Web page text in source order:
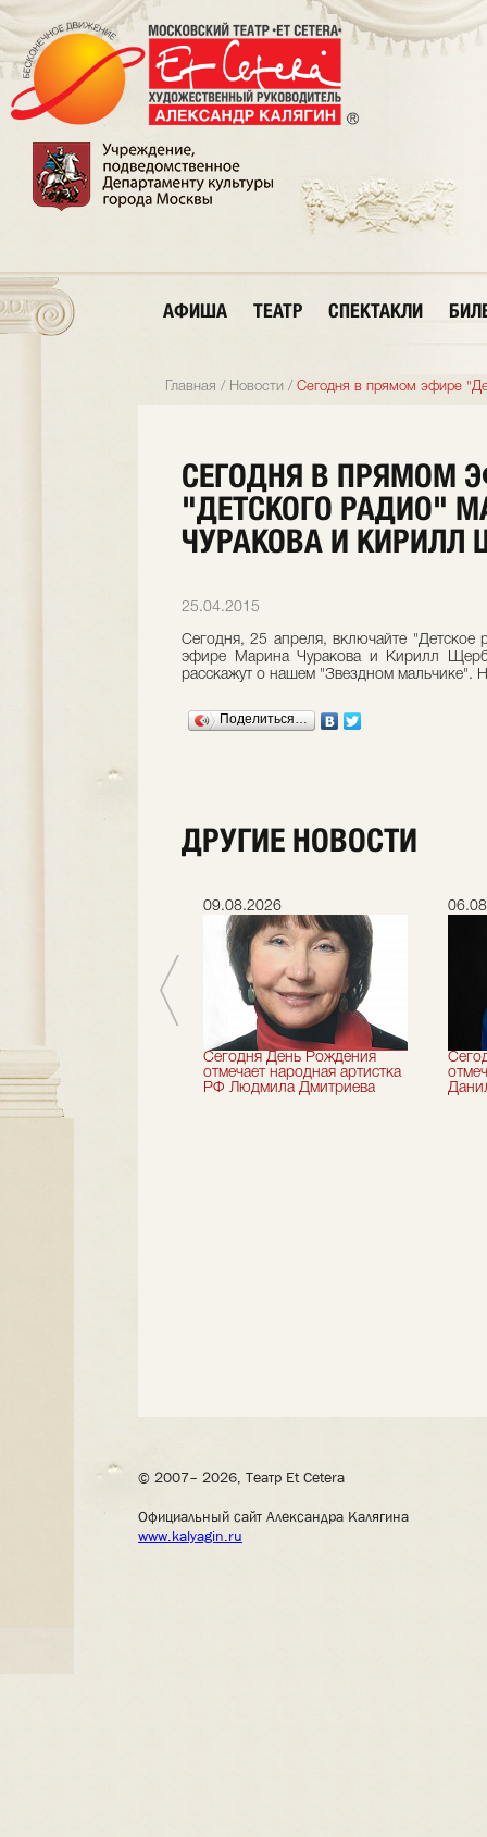
АФИША ТЕАТР СПЕКТАКЛИ
Главная / Новости / Сегодня в прямом эфире
СЕГОДНЯ В ПРЯМОМ
"ДЕТСКОГО РАДИО"
ЧУРАКОВА И КИРИЛЛ
25.04.2015
Сегодня, 25 апреля, включайте
эфире Марина Чуракова и Кирилл
расскажут о нашем "Звездном мальчике".
Поделиться…
ДРУГИЕ НОВОСТИ
искусств
Николай Максимов
09.08.2026
Сегодня День Рождения
отмечает народная артистка
РФ Людмила Дмитриева
© 2007– 2026, Театр Et Cetera
Официальный сайт Александра Калягина
www.kalyagin.ru